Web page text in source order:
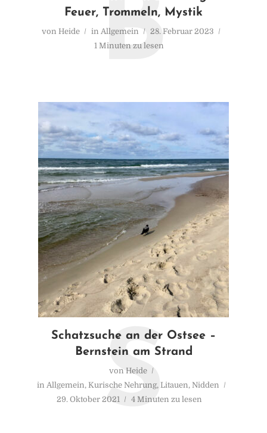
Feuer, Trommeln, Mystik
von Heide in Allgemein
28. Februar 2023
1 Minuten zu lesen
B
Schatzsuche an der Ostsee –
Bernstein am Strand
von Heide
in Allgemein, Kurische Nehrung, Litauen, Nidden
29. Oktober 2021
4 Minuten zu lesen
S